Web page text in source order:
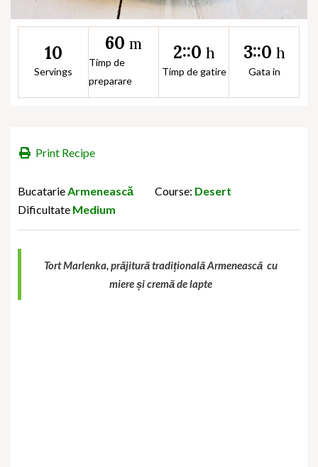
10
Servings
60 m
Timp de
preparare
2::0 h
Timp de gatire
3::0 h
Gata in
Print Recipe
BucatarieArmenească Course: Desert
Dificultate Medium
Tort Marlenka, prăjitură tradițională Armenească cu
miere și cremă de lapte